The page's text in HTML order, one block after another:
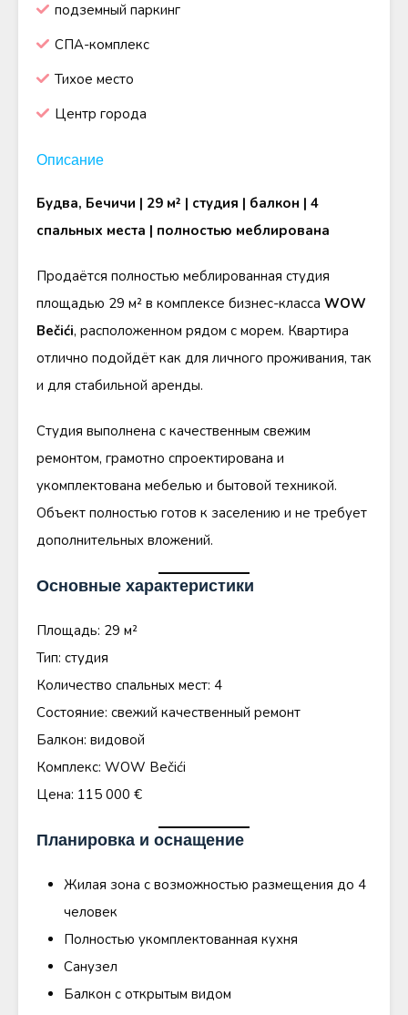
подземный паркинг
СПА-комплекс
Тихое место
Центр города
Описание
Будва, Бечичи | 29 м² | студия | балкон | 4
спальных места | полностью меблирована
Продаётся полностью меблированная студия
площадью 29 м² в комплексе бизнес-класса WOW
Bečići, расположенном рядом с морем. Квартира
отлично подойдёт как для личного проживания, так
и для стабильной аренды.
Студия выполнена с качественным свежим
ремонтом, грамотно спроектирована и
укомплектована мебелью и бытовой техникой.
Объект полностью готов к заселению и не требует
дополнительных вложений.
Основные характеристики
Площадь: 29 м²
Тип: студия
Количество спальных мест: 4
Состояние: свежий качественный ремонт
Балкон: видовой
Комплекс: WOW Bečići
Цена: 115 000 €
Планировка и оснащение
Жилая зона с возможностью размещения до 4
человек
Полностью укомплектованная кухня
Санузел
Балкон с открытым видом